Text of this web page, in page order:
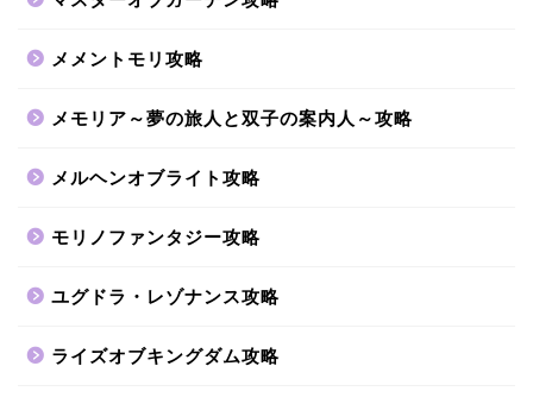
メメントモリ攻略
メモリア～夢の旅人と双子の案内人～攻略
メルヘンオブライト攻略
モリノファンタジー攻略
ユグドラ・レゾナンス攻略
ライズオブキングダム攻略